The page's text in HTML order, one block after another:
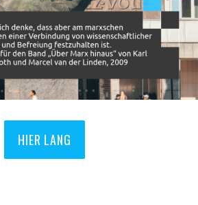
HIER LANG